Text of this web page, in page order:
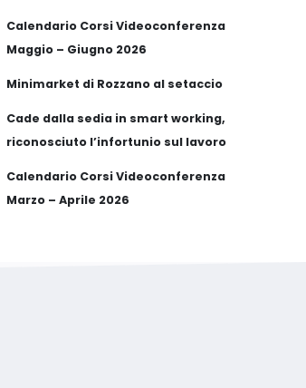
Calendario Corsi Videoconferenza
Maggio – Giugno 2026
Minimarket di Rozzano al setaccio
Cade dalla sedia in smart working,
riconosciuto l’infortunio sul lavoro
Calendario Corsi Videoconferenza
Marzo – Aprile 2026